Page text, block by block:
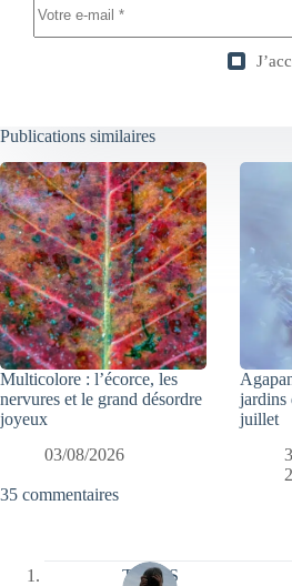
Publications similaires
Multicolore : l’écorce, les
nervures et le grand désordre
joyeux
03/08/2026
jardins
juillet
35 commentaires
TELOS